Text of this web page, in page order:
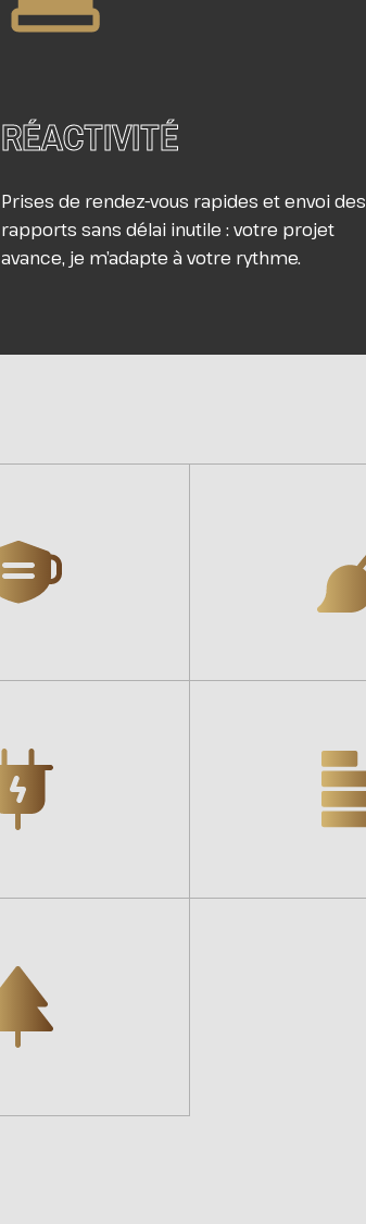
RÉACTIVITÉ
Prises de rendez-vous rapides et envoi des
rapports sans délai inutile : votre projet
avance, je m’adapte à votre rythme.